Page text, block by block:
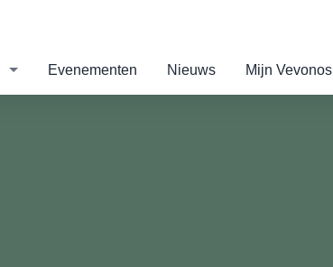
Evenementen Nieuws Mijn Vevonos